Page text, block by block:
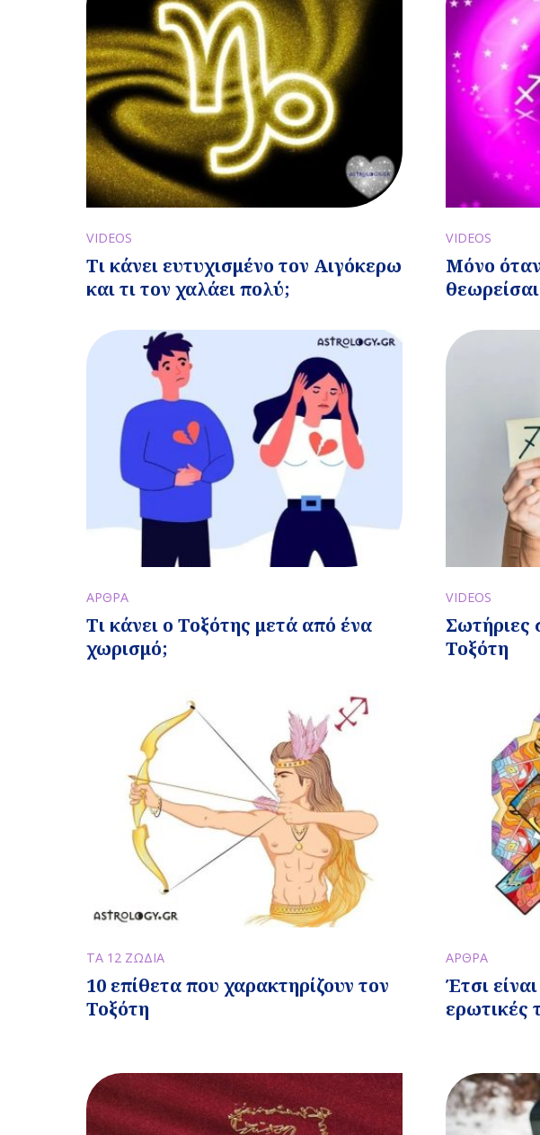
VIDEOS
Τι κάνει ευτυχισμένο τον Αιγόκερω
και τι τον χαλάει πολύ;
VIDEOS
Μόνο όταν
ΑΡΘΡΑ
Τι κάνει ο Τοξότης μετά από ένα
χωρισμό;
VIDEOS
Σωτήριες
Τοξότη
ΤΑ 12 ΖΩΔΙΑ
10 επίθετα που χαρακτηρίζουν τον
Τοξότη
ΑΡΘΡΑ
Έτσι
ερωτικές